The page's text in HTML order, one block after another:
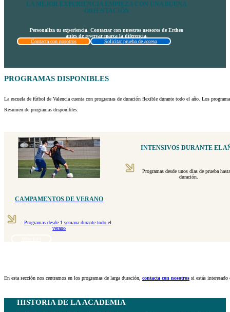
LA MEJOR EXPERIENCIA EMPIEZA CON UNA BUENA
ORIENTACIÓN
Personaliza tu experiencia. Contactar con nuestros asesores de Ertheo
antes de reservar marca la diferencia.
Contacta con nosotros
Solicitar prueba de acceso
PROGRAMAS DISPONIBLES
La escuela de fútbol de Valencia cuenta con programas de duración flexible durante todo el año. Los
Resumen de programas disponibles:
CAMPAMENTOS DE VERANO
Programas desde 1 semana durante todo el
verano
INTENSIVOS DURANTE EL
Programas desde unos días de prueba
duración.
En esta sección nos centramos en los programas de larga duración, contacta con nosotros si estás
HISTORIA DE LA ACADEMIA